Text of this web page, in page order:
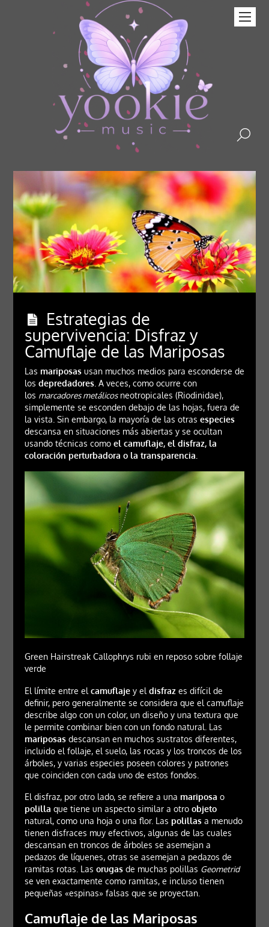
Estrategias de
supervivencia: Disfraz y
Camuflaje de las Mariposas
Las mariposasusan muchos medios para esconderse de
los depredadores. A veces, como ocurre con
los marcadores metálicosneotropicales (Riodinidae),
simplemente se esconden debajo de las hojas, fuera de
la vista. Sin embargo, la mayoría de las otras especies
descansa en situaciones más abiertas y se ocultan
usando técnicas como el camuflaje, el disfraz, la
coloración perturbadora o la transparencia.
Green Hairstreak Callophrys rubi en reposo sobre follaje
verde
El límite entre el camuflajey el disfrazes difícil de
definir, pero generalmente se considera que el camuflaje
describe algo con un color, un diseño y una textura que
le permite combinar bien con un fondo natural. Las
mariposasdescansan en muchos sustratos diferentes,
incluido el follaje, el suelo, las rocas y los troncos de los
árboles, y varias especies poseen colores y patrones
que coinciden con cada uno de estos fondos.
El disfraz, por otro lado, se refiere a una mariposa o
polilla que tiene un aspecto similar a otro objeto
natural, como una hoja o una flor. Las polillasa menudo
tienen disfraces muy efectivos, algunas de las cuales
descansan en troncos de árboles se asemejan a
pedazos de líquenes, otras se asemejan a pedazos de
ramitas rotas. Las orugasde muchas polillas Geometrid
se ven exactamente como ramitas, e incluso tienen
pequeñas «espinas» falsas que se proyectan.
Camuflaje de las Mariposas